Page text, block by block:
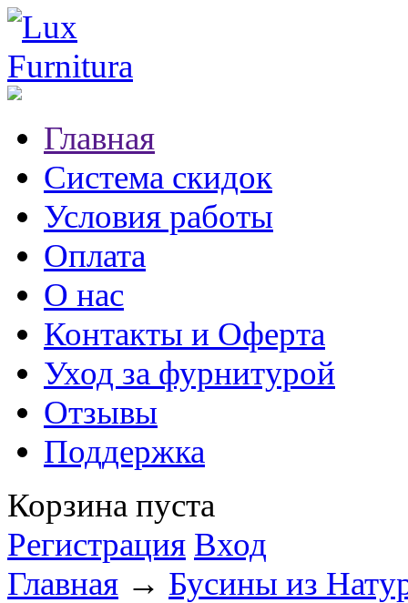
Главная
Система скидок
Условия работы
Оплата
О нас
Контакты и Оферта
Уход за фурнитурой
Отзывы
Поддержка
Корзина пуста
Регистрация Вход
Главная → Бусины из